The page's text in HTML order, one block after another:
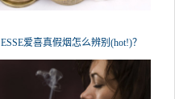
ESSE爱喜真假烟怎么辨别(hot!)？